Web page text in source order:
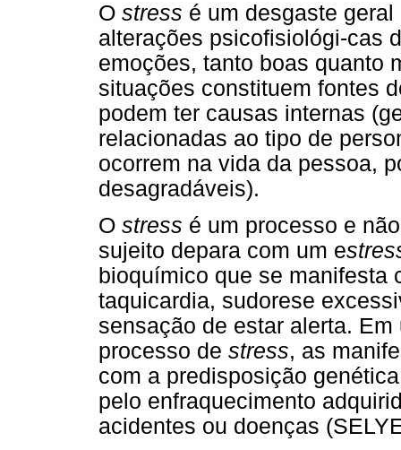
O stress é um desgaste
alterações psicofisiológi-cas
emoções, tanto boas quanto
situações constituem fontes
podem ter causas internas
relacionadas ao tipo de
ocorrem na vida da pessoa,
desagradáveis).
O stress é um processo e
sujeito depara com um e
bioquímico que se manifesta
taquicardia, sudorese
sensação de estar alerta.
processo de stress, as
com a predisposição
pelo enfraquecimento
acidentes ou doenças